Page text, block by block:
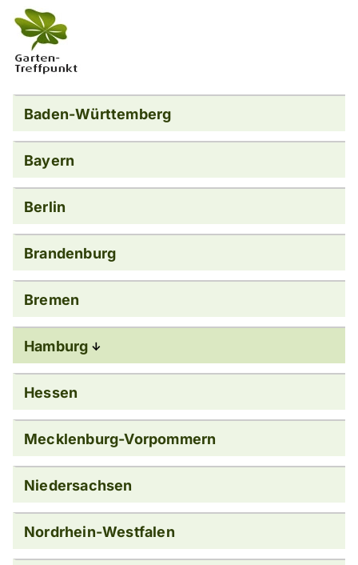
Baden-Württemberg
Bayern
Berlin
Brandenburg
Bremen
Hamburg
Hessen
Mecklenburg-Vorpommern
Niedersachsen
Nordrhein-Westfalen